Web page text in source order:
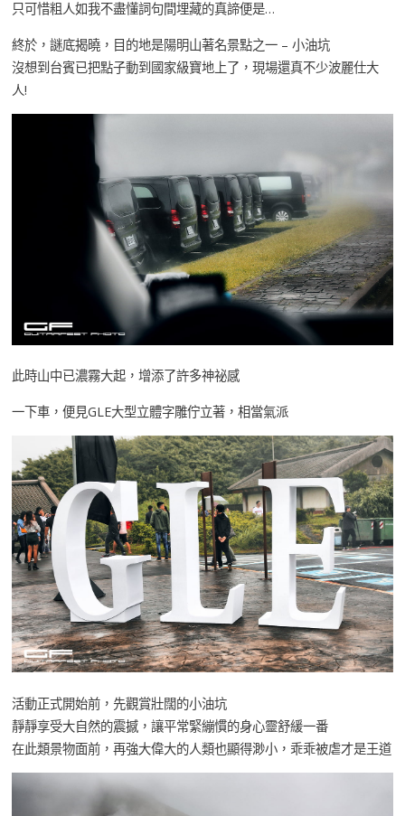
只可惜粗人如我不盡懂詞句間埋藏的真諦便是…
終於，謎底揭曉，目的地是陽明山著名景點之一 – 小油坑
沒想到台賓已把點子動到國家級寶地上了，現場還真不少波麗仕大
人!
此時山中已濃霧大起，增添了許多神祕感
一下車，便見GLE大型立體字雕佇立著，相當氣派
活動正式開始前，先觀賞壯闊的小油坑
靜靜享受大自然的震撼，讓平常緊繃慣的身心靈舒緩一番
在此類景物面前，再強大偉大的人類也顯得渺小，乖乖被虐才是王道